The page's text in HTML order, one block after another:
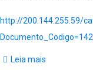
http://200.144.255.59/
Leia mais